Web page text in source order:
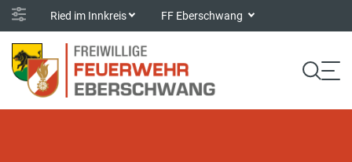
Ried im Innkreis FF Eberschwang